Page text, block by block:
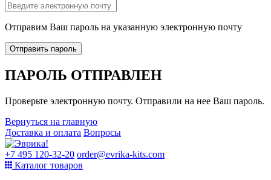
Отправим Ваш пароль на указанную электронную почту
Отправить пароль
ПАРОЛЬ ОТПРАВЛЕН
Проверьте электронную почту. Отправили на нее Ваш пароль.
Вернуться на главную
Доставка и оплата Вопросы
+7 495 120-32-20 order@evrika-kits.com
Каталог товаров